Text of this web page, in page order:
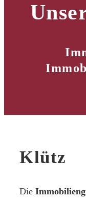
Klütz
Die